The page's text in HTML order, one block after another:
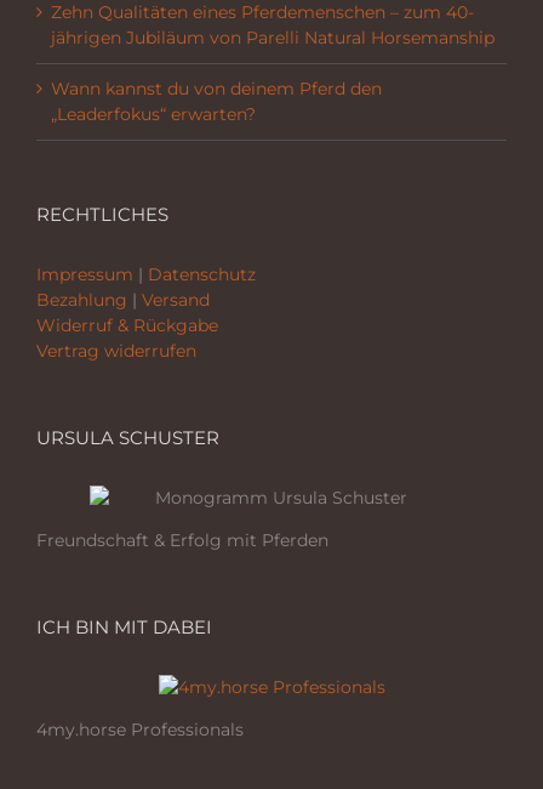
Zehn Qualitäten eines Pferdemenschen – zum 40-
jährigen Jubiläum von Parelli Natural Horsemanship
Wann kannst du von deinem Pferd den
„Leaderfokus“ erwarten?
RECHTLICHES
Impressum | Datenschutz
Bezahlung | Versand
Widerruf & Rückgabe
Vertrag widerrufen
URSULA SCHUSTER
Freundschaft & Erfolg mit Pferden
ICH BIN MIT DABEI
4my.horse Professionals